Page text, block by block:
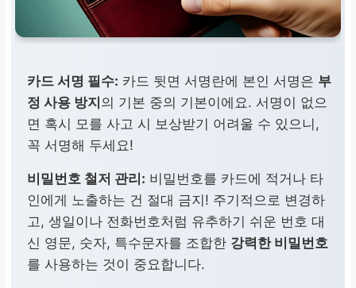
카드 서명 필수: 카드 뒷면 서명란에 본인 서명은 부
정 사용 방지 의 기본 중의 기본이에요. 서명이 없으
면 혹시 모를 사고 시 보상받기 어려울 수 있으니,
꼭 서명해 두세요!
비밀번호 철저 관리: 비밀번호를 카드에 적거나 타
인에게 노출하는 건 절대 금지! 주기적으로 변경하
고, 생일이나 전화번호처럼 유추하기 쉬운 번호 대
신 영문, 숫자, 특수문자를 조합한 강력한 비밀번호
를 사용하는 것이 중요합니다.